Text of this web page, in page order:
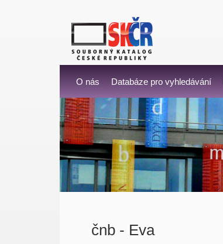
O nás Databáze pro vyhledávání
čnb - Eva